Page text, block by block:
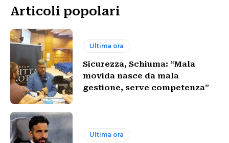
Articoli popolari
Ultima ora
Sicurezza, Schiuma: “Mala
movida nasce da mala
gestione, serve competenza”
Ultima ora